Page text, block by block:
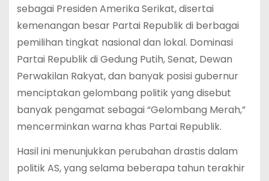
sebagai Presiden Amerika Serikat, disertai
kemenangan besar Partai Republik di berbagai
pemilihan tingkat nasional dan lokal. Dominasi
Partai Republik di Gedung Putih, Senat, Dewan
Perwakilan Rakyat, dan banyak posisi gubernur
menciptakan gelombang politik yang disebut
banyak pengamat sebagai “Gelombang Merah,”
mencerminkan warna khas Partai Republik.
Hasil ini menunjukkan perubahan drastis dalam
politik AS, yang selama beberapa tahun terakhir